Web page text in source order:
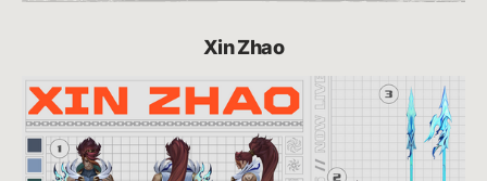
Xin Zhao